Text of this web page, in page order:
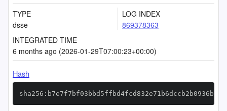
TYPE
dsse
LOG INDEX
869378363
INTEGRATED TIME
6 months ago (2026-01-29T07:00:23+00:00)
Hash